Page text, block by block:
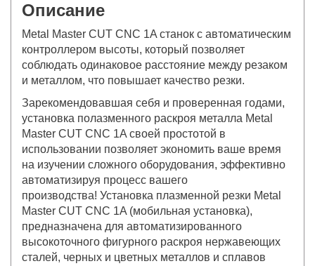
Описание
Metal Master CUT CNC 1A станок с автоматическим
контроллером высоты, который позволяет
соблюдать одинаковое расстояние между резаком
и металлом, что повышает качество резки.
Зарекомендовавшая себя и проверенная годами,
установка полазменного раскроя металла Metal
Master CUT CNC 1A своей простотой в
использовании позволяет экономить ваше время
на изучении сложного оборудования, эффективно
автоматизируя процесс вашего
производства! Установка плазменной резки Metal
Master CUT CNC 1A (мобильная установка),
предназначена для автоматизированного
высокоточного фигурного раскроя нержавеющих
сталей, черных и цветных металлов и сплавов